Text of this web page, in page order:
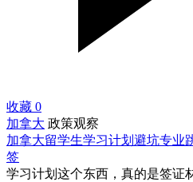
收藏 0
加拿大 政策观察
加拿大留学生学习计划避坑专业
签
学习计划这个东西，真的是签证